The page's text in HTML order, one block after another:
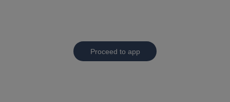
Proceed to app